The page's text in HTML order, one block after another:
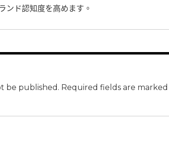
ンド認知度を高めます。
be published. Required fields are